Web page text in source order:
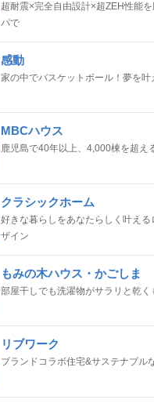
超耐震×完全自由設計×超ZEH性能
パで
感動
家の中でバスケットボール！夢を叶
MBCハウス
鹿児島で40年以上、4,000棟を超え
クラシックホーム
好きな暮らしをあなたらしく叶える
ザイン
もみの木ハウス・かごしま
部屋干しでも洗濯物がサラリと乾く
リブワーク
ブランドコラボ住宅&サステナブル